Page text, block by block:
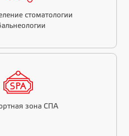
стоматологии
зона СПА